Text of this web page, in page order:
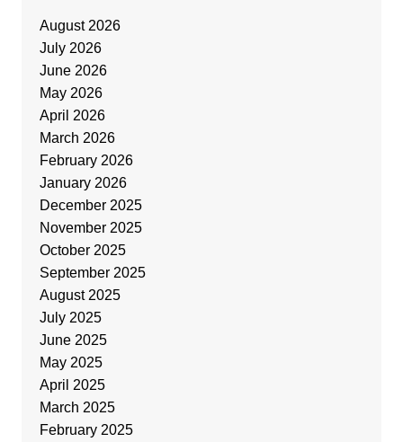
August 2026
July 2026
June 2026
May 2026
April 2026
March 2026
February 2026
January 2026
December 2025
November 2025
October 2025
September 2025
August 2025
July 2025
June 2025
May 2025
April 2025
March 2025
February 2025